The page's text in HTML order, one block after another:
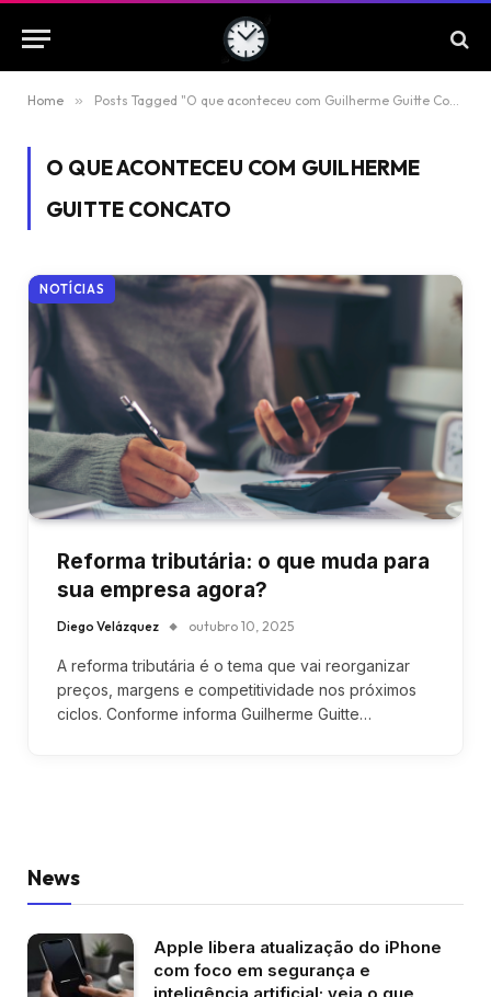
Home » Posts Tagged "O que aconteceu com Guilherme Guitte Concato"
O QUE ACONTECEU COM GUILHERME
GUITTE CONCATO
NOTÍCIAS
Reforma tributária: o que muda para
sua empresa agora?
Diego Velázquez outubro 10, 2025
A reforma tributária é o tema que vai reorganizar
preços, margens e competitividade nos próximos
ciclos. Conforme informa Guilherme Guitte…
News
Apple libera atualização do iPhone
com foco em segurança e